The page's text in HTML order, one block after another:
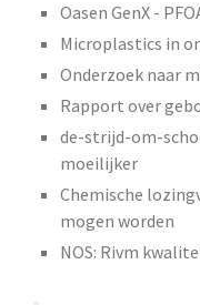
Oasen GenX -
Microplastics in
Onderzoek naar
Rapport over
de-strijd-om-
moeilijker
Chemische
mogen worden
NOS: Rivm